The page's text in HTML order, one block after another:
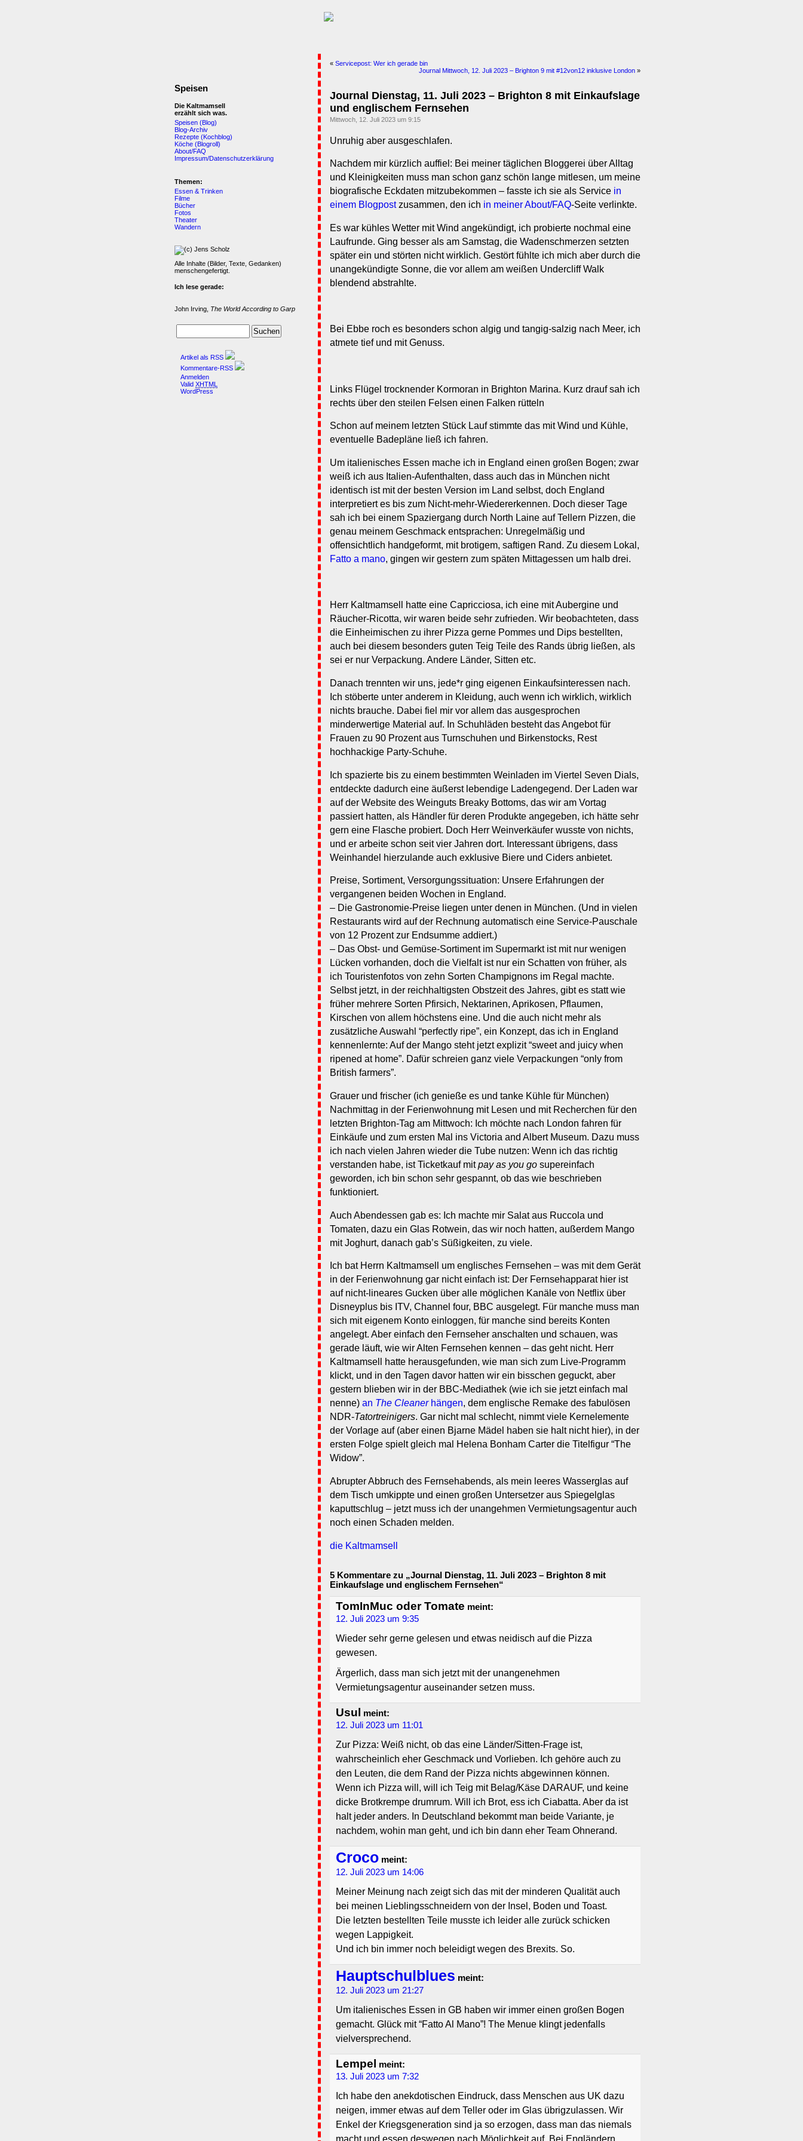
« Servicepost: Wer ich gerade bin
Journal Mittwoch, 12. Juli 2023 – Brighton 9 mit #12von12 inklusive London »
Journal Dienstag, 11. Juli 2023 – Brighton 8 mit Einkaufslage
und englischem Fernsehen
Mittwoch, 12. Juli 2023 um 9:15
Unruhig aber ausgeschlafen.
Nachdem mir kürzlich auffiel: Bei meiner täglichen Bloggerei über Alltag
und Kleinigkeiten muss man schon ganz schön lange mitlesen, um meine
biografische Eckdaten mitzubekommen – fasste ich sie als Service in
einem Blogpostzusammen, den ich in meiner About/FAQ-Seite verlinkte.
Es war kühles Wetter mit Wind angekündigt, ich probierte nochmal eine
Laufrunde. Ging besser als am Samstag, die Wadenschmerzen setzten
später ein und störten nicht wirklich. Gestört fühlte ich mich aber durch die
unangekündigte Sonne, die vor allem am weißen Undercliff Walk
blendend abstrahlte.
Bei Ebbe roch es besonders schon algig und tangig-salzig nach Meer, ich
atmete tief und mit Genuss.
Links Flügel trocknender Kormoran in Brighton Marina. Kurz drauf sah ich
rechts über den steilen Felsen einen Falken rütteln
Schon auf meinem letzten Stück Lauf stimmte das mit Wind und Kühle,
eventuelle Badepläne ließ ich fahren.
Um italienisches Essen mache ich in England einen großen Bogen; zwar
weiß ich aus Italien-Aufenthalten, dass auch das in München nicht
identisch ist mit der besten Version im Land selbst, doch England
interpretiert es bis zum Nicht-mehr-Wiedererkennen. Doch dieser Tage
sah ich bei einem Spaziergang durch North Laine auf Tellern Pizzen, die
genau meinem Geschmack entsprachen: Unregelmäßig und
offensichtlich handgeformt, mit brotigem, saftigen Rand. Zu diesem Lokal,
Fatto a mano, gingen wir gestern zum späten Mittagessen um halb drei.
Herr Kaltmamsell hatte eine Capricciosa, ich eine mit Aubergine und
Räucher-Ricotta, wir waren beide sehr zufrieden. Wir beobachteten, dass
die Einheimischen zu ihrer Pizza gerne Pommes und Dips bestellten,
auch bei diesem besonders guten Teig Teile des Rands übrig ließen, als
sei er nur Verpackung. Andere Länder, Sitten etc.
Danach trennten wir uns, jede*r ging eigenen Einkaufsinteressen nach.
Ich stöberte unter anderem in Kleidung, auch wenn ich wirklich, wirklich
nichts brauche. Dabei fiel mir vor allem das ausgesprochen
minderwertige Material auf. In Schuhläden besteht das Angebot für
Frauen zu 90 Prozent aus Turnschuhen und Birkenstocks, Rest
hochhackige Party-Schuhe.
Ich spazierte bis zu einem bestimmten Weinladen im Viertel Seven Dials,
entdeckte dadurch eine äußerst lebendige Ladengegend. Der Laden war
auf der Website des Weinguts Breaky Bottoms, das wir am Vortag
passiert hatten, als Händler für deren Produkte angegeben, ich hätte sehr
gern eine Flasche probiert. Doch Herr Weinverkäufer wusste von nichts,
und er arbeite schon seit vier Jahren dort. Interessant übrigens, dass
Weinhandel hierzulande auch exklusive Biere und Ciders anbietet.
Preise, Sortiment, Versorgungssituation: Unsere Erfahrungen der
vergangenen beiden Wochen in England.
– Die Gastronomie-Preise liegen unter denen in München. (Und in vielen
Restaurants wird auf der Rechnung automatisch eine Service-Pauschale
von 12 Prozent zur Endsumme addiert.)
– Das Obst- und Gemüse-Sortiment im Supermarkt ist mit nur wenigen
Lücken vorhanden, doch die Vielfalt ist nur ein Schatten von früher, als
ich Touristenfotos von zehn Sorten Champignons im Regal machte.
Selbst jetzt, in der reichhaltigsten Obstzeit des Jahres, gibt es statt wie
früher mehrere Sorten Pfirsich, Nektarinen, Aprikosen, Pflaumen,
Kirschen von allem höchstens eine. Und die auch nicht mehr als
zusätzliche Auswahl “perfectly ripe”, ein Konzept, das ich in England
kennenlernte: Auf der Mango steht jetzt explizit “sweet and juicy when
ripened at home”. Dafür schreien ganz viele Verpackungen “only from
British farmers”.
Grauer und frischer (ich genieße es und tanke Kühle für München)
Nachmittag in der Ferienwohnung mit Lesen und mit Recherchen für den
letzten Brighton-Tag am Mittwoch: Ich möchte nach London fahren für
Einkäufe und zum ersten Mal ins Victoria and Albert Museum. Dazu muss
ich nach vielen Jahren wieder die Tube nutzen: Wenn ich das richtig
verstanden habe, ist Ticketkauf mitpay as you go supereinfach
geworden, ich bin schon sehr gespannt, ob das wie beschrieben
funktioniert.
Auch Abendessen gab es: Ich machte mir Salat aus Ruccola und
Tomaten, dazu ein Glas Rotwein, das wir noch hatten, außerdem Mango
mit Joghurt, danach gab’s Süßigkeiten, zu viele.
Ich bat Herrn Kaltmamsell um englisches Fernsehen – was mit dem Gerät
in der Ferienwohnung gar nicht einfach ist: Der Fernsehapparat hier ist
auf nicht-lineares Gucken über alle möglichen Kanäle von Netflix über
Disneyplus bis ITV, Channel four, BBC ausgelegt. Für manche muss man
sich mit eigenem Konto einloggen, für manche sind bereits Konten
angelegt. Aber einfach den Fernseher anschalten und schauen, was
gerade läuft, wie wir Alten Fernsehen kennen – das geht nicht. Herr
Kaltmamsell hatte herausgefunden, wie man sich zum Live-Programm
klickt, und in den Tagen davor hatten wir ein bisschen geguckt, aber
gestern blieben wir in der BBC-Mediathek (wie ich sie jetzt einfach mal
nenne) an The Cleanerhängen, dem englische Remake des fabulösen
NDR-Tatortreinigers. Gar nicht mal schlecht, nimmt viele Kernelemente
der Vorlage auf (aber einen Bjarne Mädel haben sie halt nicht hier), in der
ersten Folge spielt gleich mal Helena Bonham Carter die Titelfigur “The
Widow”.
Abrupter Abbruch des Fernsehabends, als mein leeres Wasserglas auf
dem Tisch umkippte und einen großen Untersetzer aus Spiegelglas
kaputtschlug – jetzt muss ich der unangehmen Vermietungsagentur auch
noch einen Schaden melden.
die Kaltmamsell
5 Kommentare zu „Journal Dienstag, 11. Juli 2023 – Brighton 8 mit
Einkaufslage und englischem Fernsehen“
TomInMuc oder Tomate meint:
12. Juli 2023 um 9:35
Wieder sehr gerne gelesen und etwas neidisch auf die Pizza
gewesen.
Ärgerlich, dass man sich jetzt mit der unangenehmen
Vermietungsagentur auseinander setzen muss.
Usul
meint:
12. Juli 2023 um 11:01
Zur Pizza: Weiß nicht, ob das eine Länder/Sitten-Frage ist,
wahrscheinlich eher Geschmack und Vorlieben. Ich gehöre auch zu
den Leuten, die dem Rand der Pizza nichts abgewinnen können.
Wenn ich Pizza will, will ich Teig mit Belag/Käse DARAUF, und keine
dicke Brotkrempe drumrum. Will ich Brot, ess ich Ciabatta. Aber da ist
halt jeder anders. In Deutschland bekommt man beide Variante, je
nachdem, wohin man geht, und ich bin dann eher Team Ohnerand.
Croco meint:
12. Juli 2023 um 14:06
Meiner Meinung nach zeigt sich das mit der minderen Qualität auch
bei meinen Lieblingsschneidern von der Insel, Boden und Toast.
Die letzten bestellten Teile musste ich leider alle zurück schicken
wegen Lappigkeit.
Und ich bin immer noch beleidigt wegen des Brexits. So.
Hauptschulblues meint:
12. Juli 2023 um 21:27
Um italienisches Essen in GB haben wir immer einen großen Bogen
gemacht. Glück mit “Fatto Al Mano”! The Menue klingt jedenfalls
vielversprechend.
Lempel
meint:
13. Juli 2023 um 7:32
Ich habe den anekdotischen Eindruck, dass Menschen aus UK dazu
neigen, immer etwas auf dem Teller oder im Glas übrigzulassen. Wir
Enkel der Kriegsgeneration sind ja so erzogen, dass man das niemals
macht und essen deswegen nach Möglichkeit auf. Bei Engländern
Speisen
Die Kaltmamsell
erzählt sich was.
Speisen (Blog)
Blog-Archiv
Rezepte (Kochblog)
Köche (Blogroll)
About/FAQ
Impressum/Datenschutzerklärung
Themen:
Essen & Trinken
Filme
Bücher
Fotos
Theater
Wandern
Alle Inhalte (Bilder, Texte, Gedanken)
menschengefertigt.
Ich lese gerade:
John Irving, The World According to Garp
Artikel als RSS
Kommentare-RSS
Anmelden
Valid XHTML
WordPress